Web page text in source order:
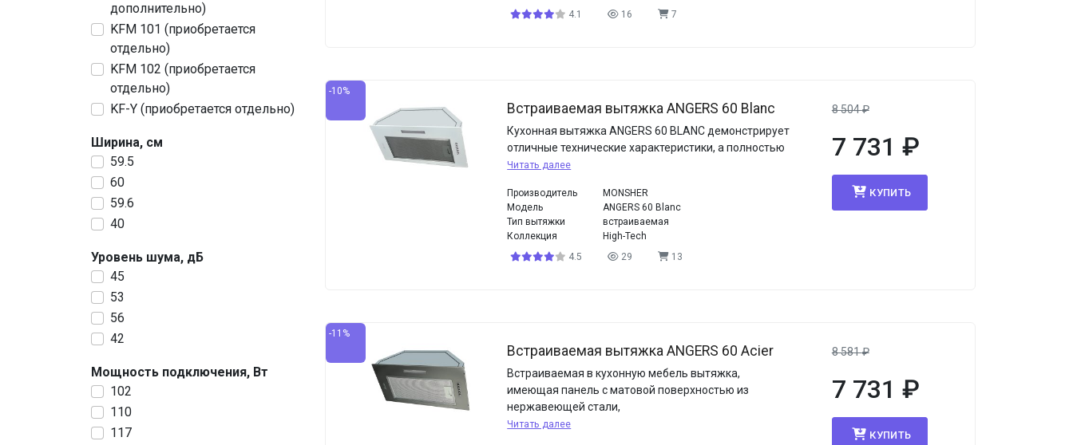
дополнительно)
KFM 101 (приобретается
отдельно)
KFM 102 (приобретается
отдельно)
KF-Y (приобретается отдельно)
Ширина, см
59.5
60
59.6
40
Уровень шума, дБ
45
53
56
42
Мощность подключения, Вт
102
110
117
4.1
16 7
-10%
Встраиваемая вытяжка ANGERS 60 Blanc
Кухонная вытяжка ANGERS 60 BLANC демонстрирует
отличные технические характеристики, а полностью
Читать далее
Производитель
MONSHER
Модель
ANGERS 60 Blanc
Тип вытяжки
встраиваемая
Коллекция
High-Tech
4.5
29 13
8 504₽
7 731 ₽
КУПИТЬ
-11%
Встраиваемая вытяжка ANGERS 60 Acier
Встраиваемая в кухонную мебель вытяжка,
имеющая панель с матовой поверхностью из
нержавеющей стали,
Читать далее
8 581₽
7 731 ₽
КУПИТЬ